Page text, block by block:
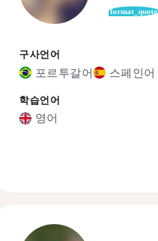
format_quote
구사언어
포르투갈어 스페인어
학습언어
영어